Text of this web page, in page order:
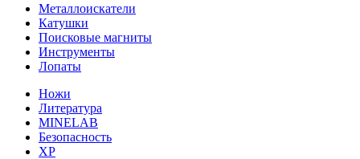
Металлоискатели
Катушки
Поисковые магниты
Инструменты
Лопаты
Ножи
Литература
MINELAB
Безопасность
XP